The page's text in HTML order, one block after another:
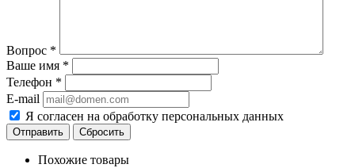
Вопрос *
Ваше имя *
Телефон *
E-mail
Я согласен на обработку персональных данных
Сбросить
Похожие товары